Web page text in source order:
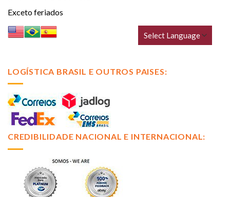
Exceto feriados
LOGÍSTICA BRASIL E OUTROS PAISES:
CREDIBILIDADE NACIONAL E INTERNACIONAL: